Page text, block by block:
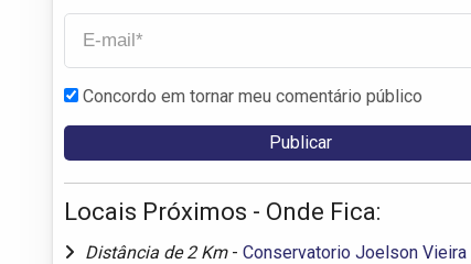
Concordo em tornar meu comentário público
Locais Próximos - Onde Fica:
Distância de 2 Km - Conservatorio Joelson Vieira